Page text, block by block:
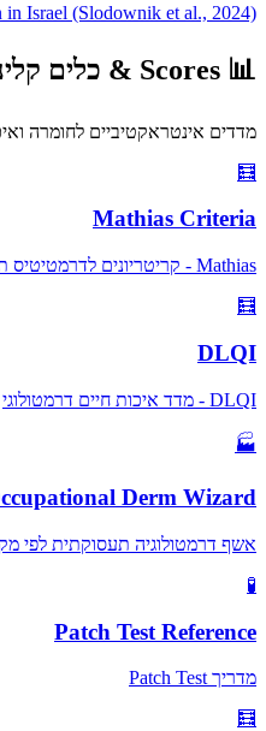
in Israel (Slodownik et al., 2024)
📊 כלים
מדדים אינטראקטיביים לחומרה
🧮
Mathias Criteria
Mathias - קריטריונים לדרמטיטיס תעסוקתית
🧮
DLQI
DLQI - מדד איכות חיים דרמטולוגי
🏭
Derm Wizard
אשף דרמטולוגיה תעסוקתית לפי
🧪
Patch Test Reference
מדריך Patch Test
🧮